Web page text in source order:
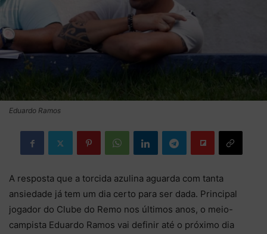
Eduardo Ramos
A resposta que a torcida azulina aguarda com tanta
ansiedade já tem um dia certo para ser dada. Principal
jogador do Clube do Remo nos últimos anos, o meio-
campista Eduardo Ramos vai definir até o próximo dia